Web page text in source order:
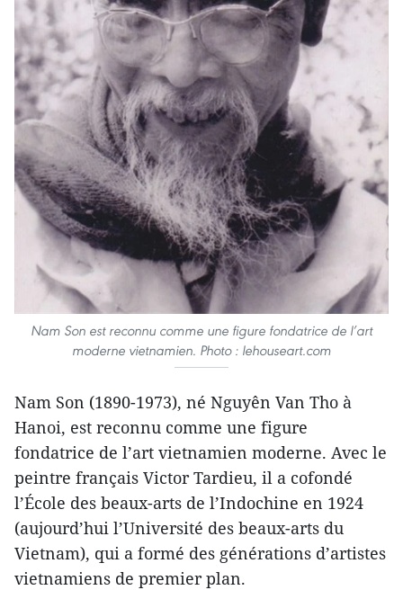
Nam Son est reconnu comme une figure fondatrice de l’art
moderne vietnamien. Photo : lehouseart.com
Nam Son (1890-1973), né Nguyên Van Tho à
Hanoi, est reconnu comme une figure
fondatrice de l’art vietnamien moderne. Avec le
peintre français Victor Tardieu, il a cofondé
l’École des beaux-arts de l’Indochine en 1924
(aujourd’hui l’Université des beaux-arts du
Vietnam), qui a formé des générations d’artistes
vietnamiens de premier plan.